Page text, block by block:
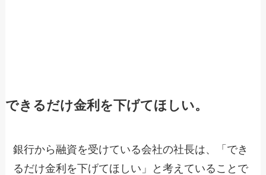
できるだけ金利を下げてほしい。
銀行から融資を受けている会社の社長は、「でき
るだけ金利を下げてほしい」と考えていることで